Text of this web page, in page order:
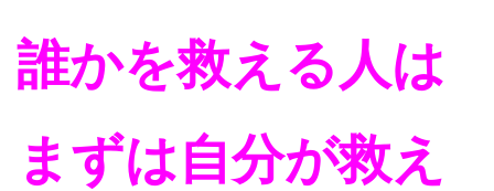
誰かを救える人は
まずは自分が救え